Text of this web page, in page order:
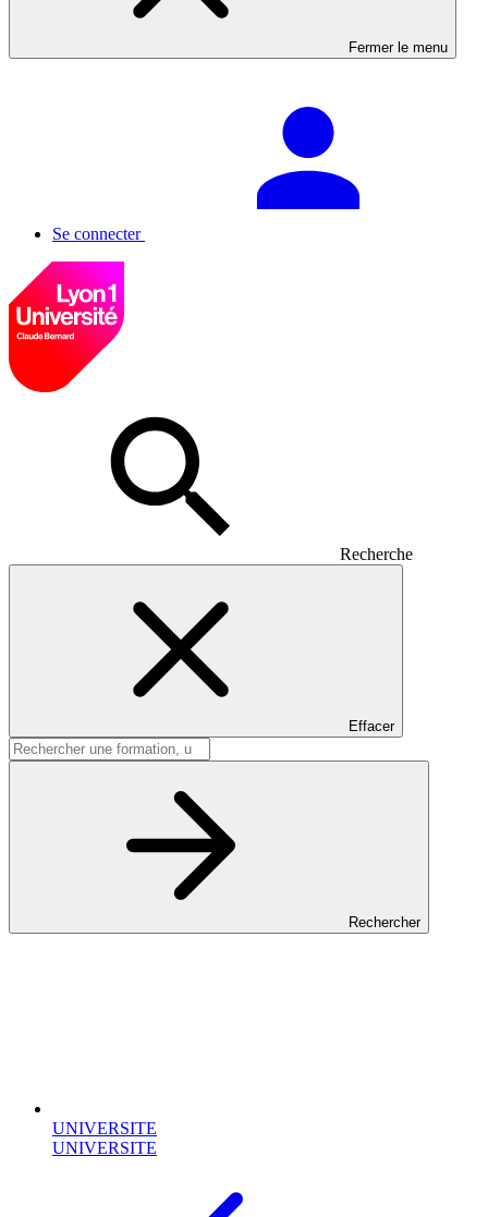
Fermer le menu
Se connecter
Recherche
Effacer
Rechercher
UNIVERSITE
UNIVERSITE